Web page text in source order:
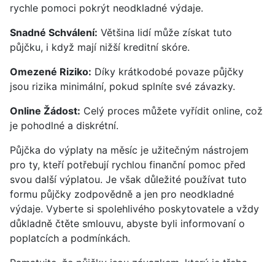
rychle pomoci pokrýt neodkladné výdaje.
Snadné Schválení: Většina lidí může získat tuto
půjčku, i když mají nižší kreditní skóre.
Omezené Riziko: Díky krátkodobé povaze půjčky
jsou rizika minimální, pokud splníte své závazky.
Online Žádost: Celý proces můžete vyřídit online, což
je pohodlné a diskrétní.
Půjčka do výplaty na měsíc je užitečným nástrojem
pro ty, kteří potřebují rychlou finanční pomoc před
svou další výplatou. Je však důležité používat tuto
formu půjčky zodpovědně a jen pro neodkladné
výdaje. Vyberte si spolehlivého poskytovatele a vždy
důkladně čtěte smlouvu, abyste byli informovaní o
poplatcích a podmínkách.